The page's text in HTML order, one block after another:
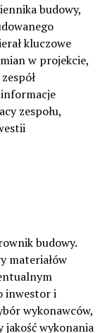
budowy,
kluczowe
w projekcie,
zespołu,
budowy.
materiałów
inwestor i
wykonawców,
jakość wykonania